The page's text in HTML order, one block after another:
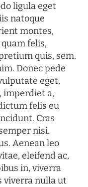
ligula eget
natoque
montes,
felis,
quis, sem.
Donec pede
eget,
imperdiet a,
felis eu
Cras
nisi.
Aenean leo
eleifend ac,
in, viverra
viverra nulla ut